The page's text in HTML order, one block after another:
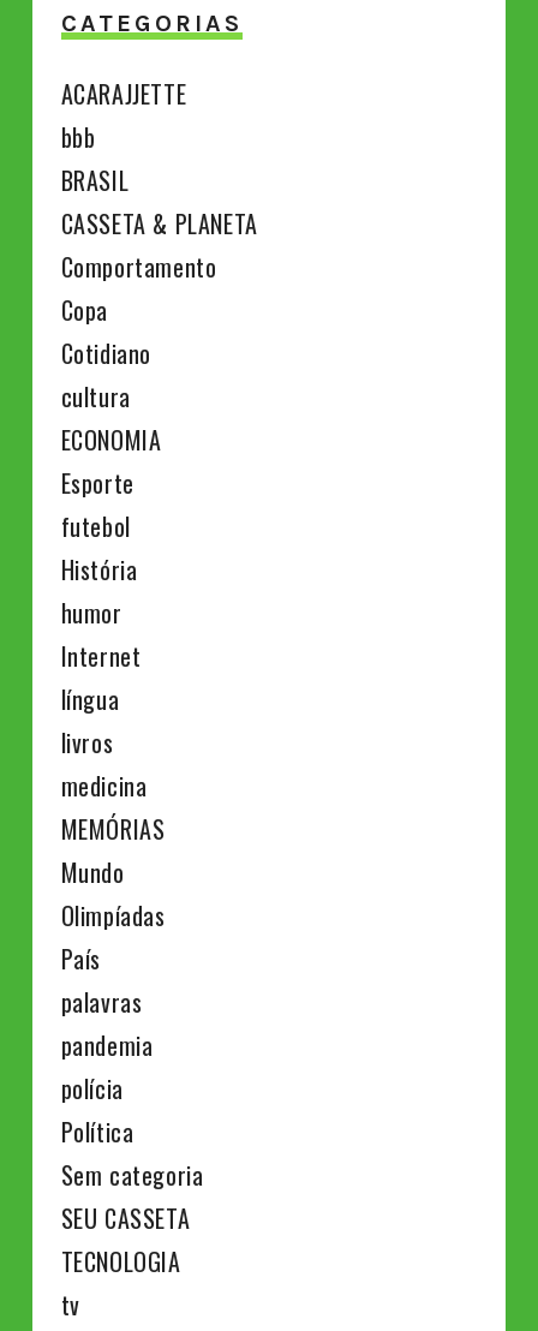
CATEGORIAS
ACARAJJETTE
bbb
BRASIL
CASSETA & PLANETA
Comportamento
Copa
Cotidiano
cultura
ECONOMIA
Esporte
futebol
História
humor
Internet
língua
livros
medicina
MEMÓRIAS
Mundo
Olimpíadas
País
palavras
pandemia
polícia
Política
Sem categoria
SEU CASSETA
TECNOLOGIA
tv